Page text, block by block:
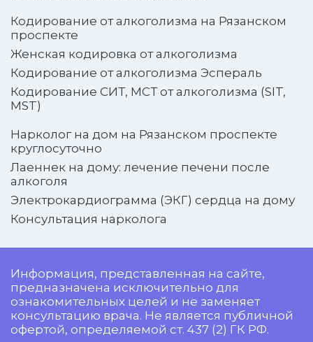
Кодирование от алкоголизма на Рязанском
проспекте
Женская кодировка от алкоголизма
Кодирование от алкоголизма Эспераль
Кодирование СИТ, МСТ от алкоголизма (SIT,
MST)
Нарколог на дом на Рязанском проспекте
круглосуточно
Лаеннек на дому: лечение печени после
алкоголя
Электрокардиограмма (ЭКГ) сердца на дому
Консультация нарколога
Информация, представленная на сайте,
предназначена исключительно для
ознакомительных целей и не заменяет
консультацию врача. Не является публичной
офертой, определяемой ст. 437 (2) ГК РФ.